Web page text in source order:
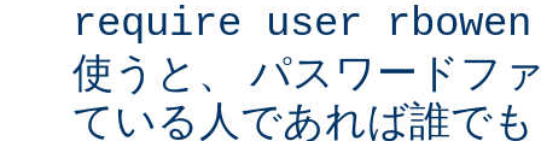
require user rbowen
使うと、 パスワードフ
ている人であれば誰で